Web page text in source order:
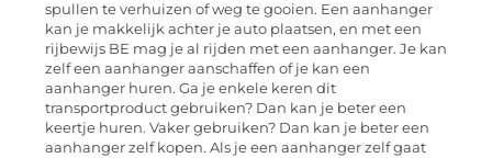
spullen te verhuizen of weg te gooien. Een aanhanger
kan je makkelijk achter je auto plaatsen, en met een
rijbewijs BE mag je al rijden met een aanhanger. Je kan
zelf een aanhanger aanschaffen of je kan een
aanhanger huren. Ga je enkele keren dit
transportproduct gebruiken? Dan kan je beter een
keertje huren. Vaker gebruiken? Dan kan je beter een
aanhanger zelf kopen. Als je een aanhanger zelf gaat